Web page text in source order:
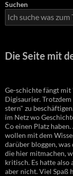
Suchen
Die Seite mit
Ge-schichte fängt mit
Digisaurier.
stern" zu
im Netz wo
Co einen Platz
wollen mit dem
darüber bloggen, was
die hier mitmachen,
kritisch. Es hatte also
aber nicht. Viel Spaß